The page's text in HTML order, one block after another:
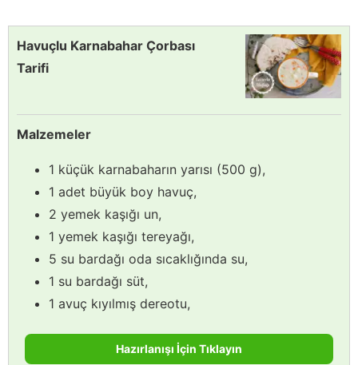
Havuçlu Karnabahar Çorbası
Tarifi
Malzemeler
1 küçük karnabaharın yarısı (500 g),
1 adet büyük boy havuç,
2 yemek kaşığı un,
1 yemek kaşığı tereyağı,
5 su bardağı oda sıcaklığında su,
1 su bardağı süt,
1 avuç kıyılmış dereotu,
Hazırlanışı İçin Tıklayın